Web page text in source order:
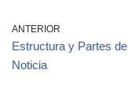
ANTERIOR
Estructura y Partes
Noticia